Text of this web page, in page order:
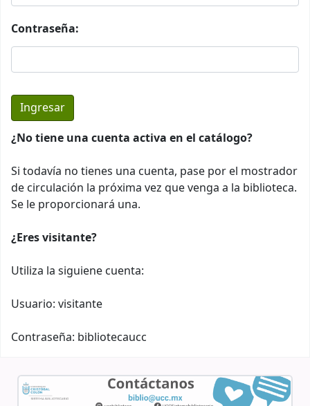
Contraseña:
¿No tiene una cuenta activa en el catálogo?
Si todavía no tienes una cuenta, pase por el mostrador
de circulación la próxima vez que venga a la biblioteca.
Se le proporcionará una.
¿Eres visitante?
Utiliza la siguiene cuenta:
Usuario: visitante
Contraseña: bibliotecaucc